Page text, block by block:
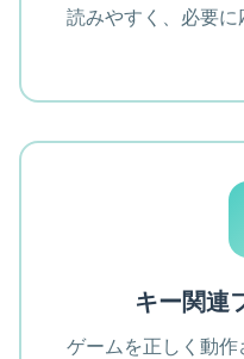
読みやすく、必要
キー関連
ゲームを正しく動